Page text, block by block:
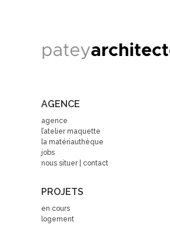
AGENCE
agence
l’atelier maquette
la matériauthèque
jobs
nous situer | contact
PROJETS
en cours
logement